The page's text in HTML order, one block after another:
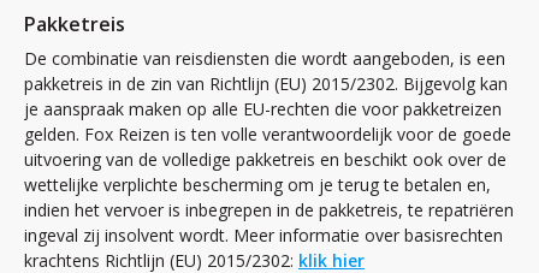
Pakketreis
De combinatie van reisdiensten die wordt aangeboden, is een
pakketreis in de zin van Richtlijn (EU) 2015/2302. Bijgevolg kan
je aanspraak maken op alle EU-rechten die voor pakketreizen
gelden. Fox Reizen is ten volle verantwoordelijk voor de goede
uitvoering van de volledige pakketreis en beschikt ook over de
wettelijke verplichte bescherming om je terug te betalen en,
indien het vervoer is inbegrepen in de pakketreis, te repatriëren
ingeval zij insolvent wordt. Meer informatie over basisrechten
krachtens Richtlijn (EU) 2015/2302: klik hier